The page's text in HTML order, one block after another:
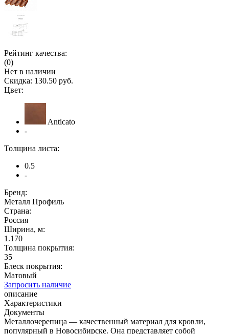
Рейтинг качества:
(0)
Нет в наличии
Скидка: 130.50 руб.
Цвет:
Anticato
-
Толщина листа:
0.5
-
Бренд:
Металл Профиль
Страна:
Россия
Ширина, м:
1.170
Толщина покрытия:
35
Блеск покрытия:
Матовый
Запросить наличие
описание
Характеристики
Документы
Металлочерепица — качественный материал для кровли,
популярный в Новосибирске. Она представляет собой